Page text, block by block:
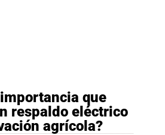
que
respaldo eléctrico
agrícola?